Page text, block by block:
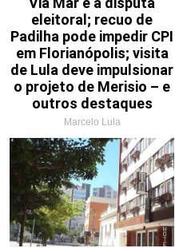
eleitoral; recuo de
Padilha pode impedir CPI
em Florianópolis; visita
de Lula deve impulsionar
o projeto de Merisio – e
outros destaques
Marcelo Lula